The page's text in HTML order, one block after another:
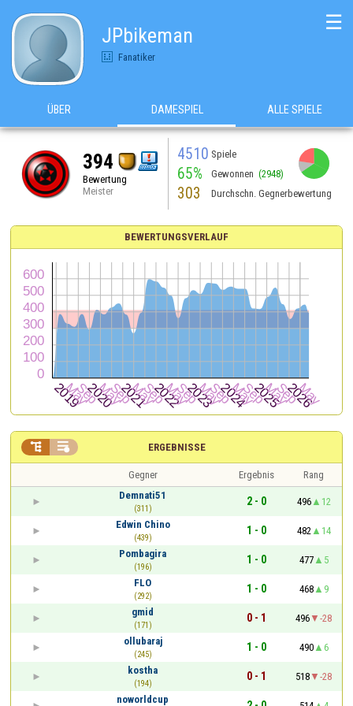
JPbikeman
Fanatiker
☰
ÜBER DAMESPIEL ALLE SPIELE
394
Bewertung
Meister
4510 Spiele
65% Gewonnen (2948)
303 Durchschn. Gegnerbewertung
BEWERTUNGSVERLAUF
ERGEBNISSE
 
Gegner Ergebnis
Rang
Demnati51
(311)
2 - 0 496
12
Edwin Chino
(439)
1 - 0 482
14
Pombagira
(196)
1 - 0 477
5
FLO
(292)
1 - 0 468
9
gmid
(171)
0 - 1 496
-28
ollubaraj
(245)
1 - 0 490
6
kostha
(194)
0 - 1 518
-28
noworldcup